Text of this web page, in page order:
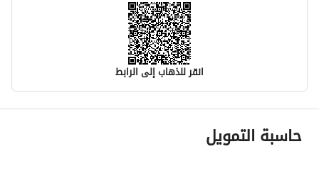
انقر للذهاب إلى الرابط
معلومات مسؤول الإعلان
اسم المسؤول
حاسبة التمويل